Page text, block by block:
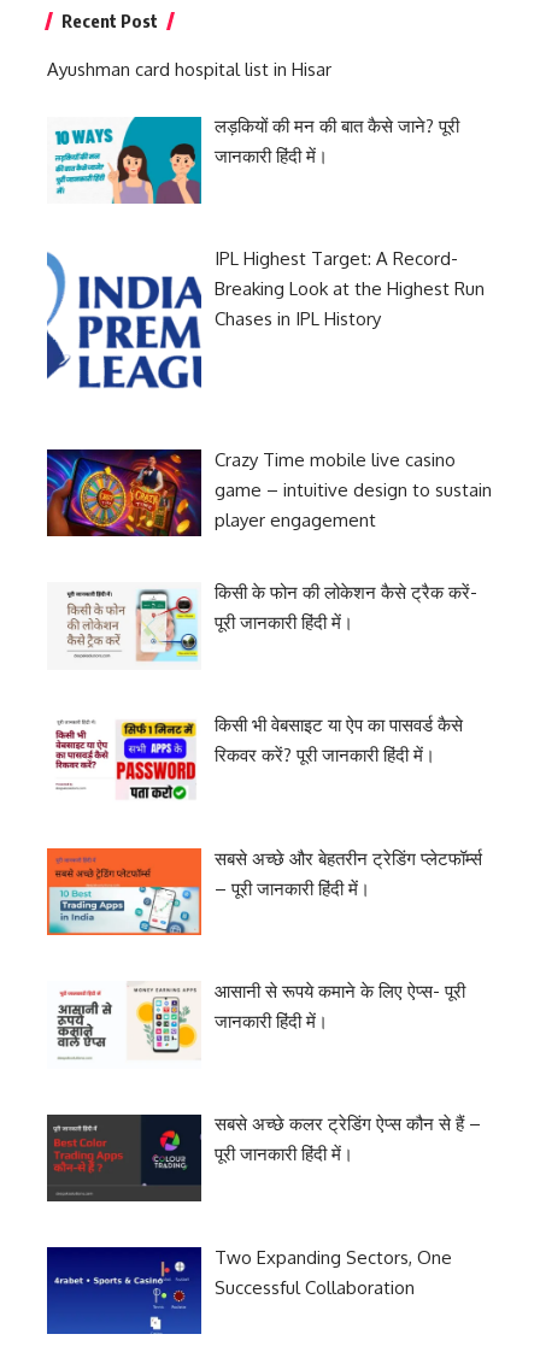
Recent Post
Ayushman card hospital list in Hisar
लड़कियों की मन की बात कैसे जाने? पूरी
जानकारी हिंदी में।
IPL Highest Target: A Record-
Breaking Look at the Highest Run
Chases in IPL History
Crazy Time mobile live casino
game – intuitive design to sustain
player engagement
किसी के फोन की लोकेशन कैसे ट्रैक करें-
पूरी जानकारी हिंदी में।
किसी भी वेबसाइट या ऐप का पासवर्ड कैसे
रिकवर करें? पूरी जानकारी हिंदी में।
सबसे अच्छे और बेहतरीन ट्रेडिंग प्लेटफॉर्म्स
– पूरी जानकारी हिंदी में।
आसानी से रूपये कमाने के लिए ऐप्स- पूरी
जानकारी हिंदी में।
सबसे अच्छे कलर ट्रेडिंग ऐप्स कौन से हैं –
पूरी जानकारी हिंदी में।
Two Expanding Sectors, One
Successful Collaboration